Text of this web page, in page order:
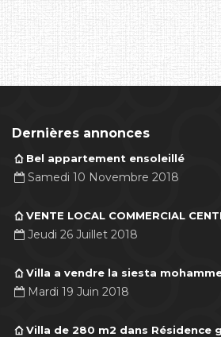
Dernières annonces
Bel appartement ensoleillé
Samedi 10 Novembre 2018
VENTE LOCAL COMMERCIAL
Jeudi 26 Juillet 2018
Villa a vendre la siesta
Mardi 19 Juin 2018
Villa de 280 m2 dans Résidence